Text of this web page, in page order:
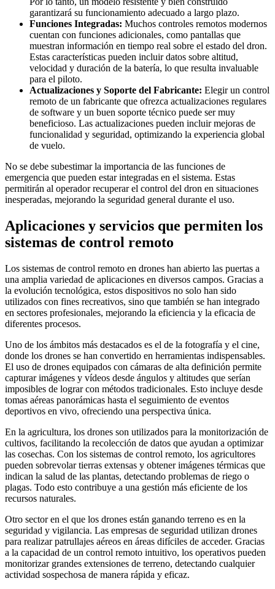
garantizará su funcionamiento adecuado a largo plazo.
Funciones Integradas: Muchos controles remotos modernos
cuentan con funciones adicionales, como pantallas que
muestran información en tiempo real sobre el estado del dron.
Estas características pueden incluir datos sobre altitud,
velocidad y duración de la batería, lo que resulta invaluable
para el piloto.
Actualizaciones y Soporte del Fabricante: Elegir un control
remoto de un fabricante que ofrezca actualizaciones regulares
de software y un buen soporte técnico puede ser muy
beneficioso. Las actualizaciones pueden incluir mejoras de
funcionalidad y seguridad, optimizando la experiencia global
de vuelo.
No se debe subestimar la importancia de las funciones de
emergencia que pueden estar integradas en el sistema. Estas
permitirán al operador recuperar el control del dron en situaciones
inesperadas, mejorando la seguridad general durante el uso.
Aplicaciones y servicios que permiten los
sistemas de control remoto
Los sistemas de control remoto en drones han abierto las puertas a
una amplia variedad de aplicaciones en diversos campos. Gracias a
la evolución tecnológica, estos dispositivos no solo han sido
utilizados con fines recreativos, sino que también se han integrado
en sectores profesionales, mejorando la eficiencia y la eficacia de
diferentes procesos.
Uno de los ámbitos más destacados es el de la fotografía y el cine,
donde los drones se han convertido en herramientas indispensables.
El uso de drones equipados con cámaras de alta definición permite
capturar imágenes y vídeos desde ángulos y altitudes que serían
imposibles de lograr con métodos tradicionales. Esto incluye desde
tomas aéreas panorámicas hasta el seguimiento de eventos
deportivos en vivo, ofreciendo una perspectiva única.
En la agricultura, los drones son utilizados para la monitorización de
cultivos, facilitando la recolección de datos que ayudan a optimizar
las cosechas. Con los sistemas de control remoto, los agricultores
pueden sobrevolar tierras extensas y obtener imágenes térmicas que
indican la salud de las plantas, detectando problemas de riego o
plagas. Todo esto contribuye a una gestión más eficiente de los
recursos naturales.
Otro sector en el que los drones están ganando terreno es en la
seguridad y vigilancia. Las empresas de seguridad utilizan drones
para realizar patrullajes aéreos en áreas difíciles de acceder. Gracias
a la capacidad de un control remoto intuitivo, los operativos pueden
monitorizar grandes extensiones de terreno, detectando cualquier
actividad sospechosa de manera rápida y eficaz.